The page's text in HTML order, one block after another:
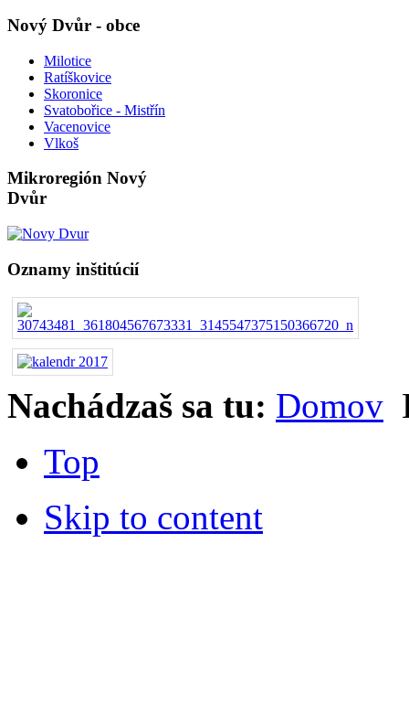
Nový Dvůr - obce
Milotice
Ratíškovice
Skoronice
Svatobořice - Mistřín
Vacenovice
Vlkoš
Mikroregión Nový
Dvůr
Oznamy inštitúcií
Nachádzaš sa tu: Domov
Top
Skip to content